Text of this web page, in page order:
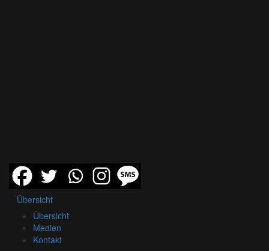
Übersicht
Übersicht
Medien
Kontakt